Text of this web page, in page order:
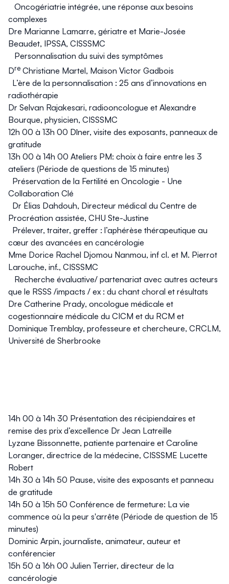
Oncogériatrie intégrée, une réponse aux besoins
complexes
Dre Marianne Lamarre, gériatre et Marie-Josée
Beaudet, IPSSA, CISSSMC
Personnalisation du suivi des symptômes
Dre Christiane Martel, Maison Victor Gadbois
L’ère de la personnalisation : 25 ans d’innovations en
radiothérapie
Dr Selvan Rajakesari, radiooncologue et Alexandre
Bourque, physicien, CISSSMC
12h 00 à 13h 00 Dîner, visite des exposants, panneaux de
gratitude
13h 00 à 14h 00 Ateliers PM: choix à faire entre les 3
ateliers (Période de questions de 15 minutes)
Préservation de la Fertilité en Oncologie - Une
Collaboration Clé
Dr Élias Dahdouh, Directeur médical du Centre de
Procréation assistée, CHU Ste-Justine
Prélever, traiter, greffer : l’aphérèse thérapeutique au
cœur des avancées en cancérologie
Mme Dorice Rachel Djomou Nanmou, inf cl. et M. Pierrot
Larouche, inf., CISSSMC
Recherche évaluative/ partenariat avec autres acteurs
que le RSSS /impacts / ex : du chant choral et résultats
Dre Catherine Prady, oncologue médicale et
cogestionnaire médicale du CICM et du RCM et
Dominique Tremblay, professeure et chercheure, CRCLM,
Université de Sherbrooke
14h 00 à 14h 30 Présentation des récipiendaires et
remise des prix d’excellence Dr Jean Latreille
Lyzane Bissonnette, patiente partenaire et Caroline
Loranger, directrice de la médecine, CISSSME Lucette
Robert
14h 30 à 14h 50 Pause, visite des exposants et panneau
de gratitude
14h 50 à 15h 50 Conférence de fermeture: La vie
commence où la peur s'arrête (Période de question de 15
minutes)
Dominic Arpin, journaliste, animateur, auteur et
conférencier
15h 50 à 16h 00 Julien Terrier, directeur de la
cancérologie